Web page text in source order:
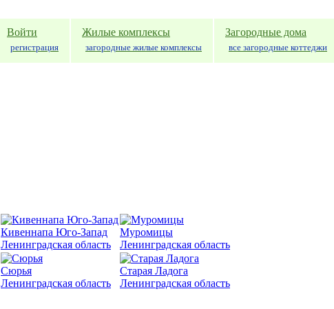
Войти
регистрация
Жилые комплексы
загородные жилые комплексы
Загородные дома
все загородные коттеджи
Кивеннапа Юго-Запад
Ленинградская область
Муромицы
Ленинградская область
Сюрья
Ленинградская область
Старая Ладога
Ленинградская область